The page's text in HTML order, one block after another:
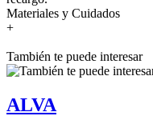
Materiales y Cuidados
+
También te puede interesar
ALVA